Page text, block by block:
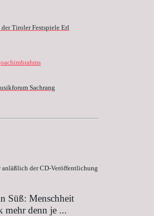
Tiroler Festspiele Erl
Sachrang
der CD-Veröffentlichung
Süß: Menschheit
mehr denn je ...